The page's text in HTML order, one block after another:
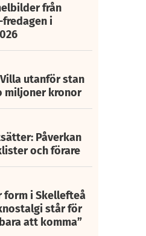
från
i
utanför stan
miljoner kronor
Påverkan
och förare
form i Skellefteå
står för
att komma”